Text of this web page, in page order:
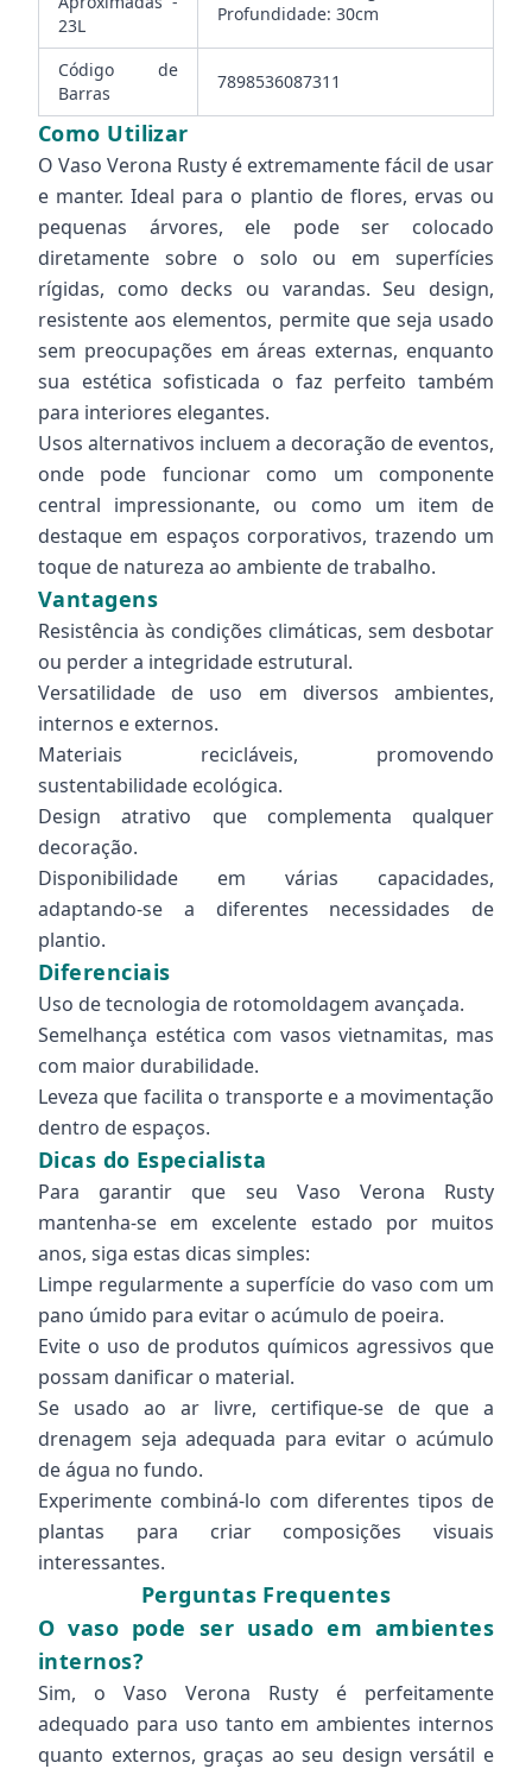
23L
Profundidade: 30cm
Código de
Barras
7898536087311
Como Utilizar
O Vaso Verona Rusty é extremamente fácil de usar
e manter. Ideal para o plantio de flores, ervas ou
pequenas árvores, ele pode ser colocado
diretamente sobre o solo ou em superfícies
rígidas, como decks ou varandas. Seu design,
resistente aos elementos, permite que seja usado
sem preocupações em áreas externas, enquanto
sua estética sofisticada o faz perfeito também
para interiores elegantes.
Usos alternativos incluem a decoração de eventos,
onde pode funcionar como um componente
central impressionante, ou como um item de
destaque em espaços corporativos, trazendo um
toque de natureza ao ambiente de trabalho.
Vantagens
Resistência às condições climáticas, sem desbotar
ou perder a integridade estrutural.
Versatilidade de uso em diversos ambientes,
internos e externos.
Materiais recicláveis, promovendo
sustentabilidade ecológica.
Design atrativo que complementa qualquer
decoração.
Disponibilidade em várias capacidades,
adaptando-se a diferentes necessidades de
plantio.
Diferenciais
Uso de tecnologia de rotomoldagem avançada.
Semelhança estética com vasos vietnamitas, mas
com maior durabilidade.
Leveza que facilita o transporte e a movimentação
dentro de espaços.
Dicas do Especialista
Para garantir que seu Vaso Verona Rusty
mantenha-se em excelente estado por muitos
anos, siga estas dicas simples:
Limpe regularmente a superfície do vaso com um
pano úmido para evitar o acúmulo de poeira.
Evite o uso de produtos químicos agressivos que
possam danificar o material.
Se usado ao ar livre, certifique-se de que a
drenagem seja adequada para evitar o acúmulo
de água no fundo.
Experimente combiná-lo com diferentes tipos de
plantas para criar composições visuais
interessantes.
Perguntas Frequentes
O vaso pode ser usado em ambientes
internos?
Sim, o Vaso Verona Rusty é perfeitamente
adequado para uso tanto em ambientes internos
quanto externos, graças ao seu design versátil e